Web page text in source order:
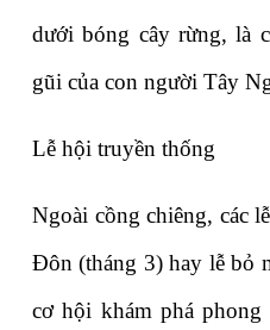
dưới bóng cây rừng, là
gũi của con người Tây
Lễ hội truyền thống
Ngoài cồng chiêng, các
Đôn (tháng 3) hay lễ bỏ
cơ hội khám phá